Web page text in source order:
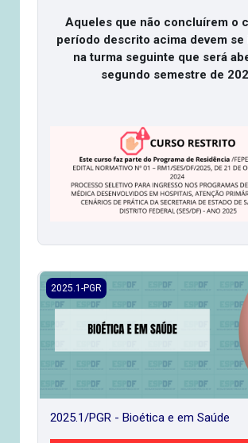
Aqueles que não concluírem o
período descrito acima devem
na turma seguinte que será
segundo semestre de
2025.1/PGR - Bioética e em Saúde
2025.1-PGR
2025.1/PGR - Bioética e em Saúde